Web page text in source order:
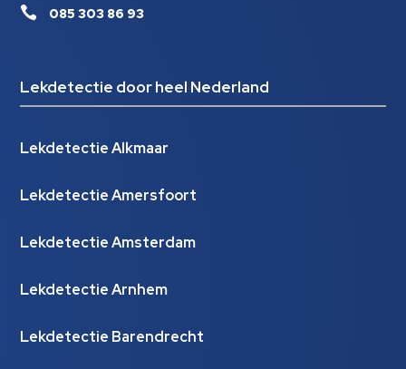
 085 303 86 93
Lekdetectie door heel Nederland
Lekdetectie Alkmaar
Lekdetectie Amersfoort
Lekdetectie Amsterdam
Lekdetectie Arnhem
Lekdetectie Barendrecht